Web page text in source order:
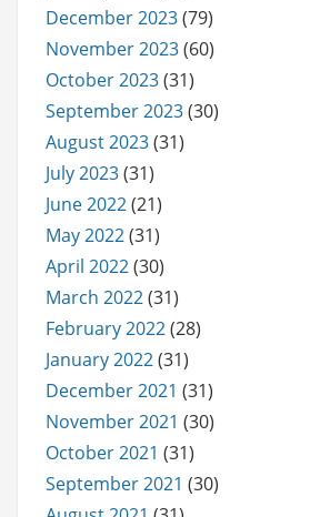
December 2023(79)
November 2023(60)
October 2023(31)
September 2023(30)
August 2023(31)
July 2023(31)
June 2022(21)
May 2022(31)
April 2022(30)
March 2022(31)
February 2022(28)
January 2022(31)
December 2021 (31)
November 2021 (30)
October 2021 (31)
September 2021 (30)